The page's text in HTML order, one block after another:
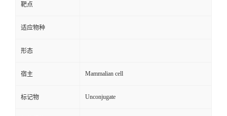
靶点
适应物种
形态
宿主 Mammalian cell
标记物 Unconjugate